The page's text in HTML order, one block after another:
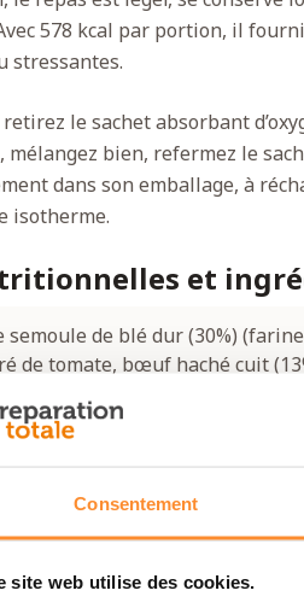
Consentement
site web utilise des cookies.
578 kcal par portion, il
stressantes.
le sachet absorbant
mélangez bien, refermez le
dans son emballage, à
isotherme.
et
semoule de blé dur (30%)
de tomate, bœuf haché cuit
oignon, huile de colza, purée
bœuf (amidon de maïs, sel,
graisse de bœuf en poudre,
100 g (sec)